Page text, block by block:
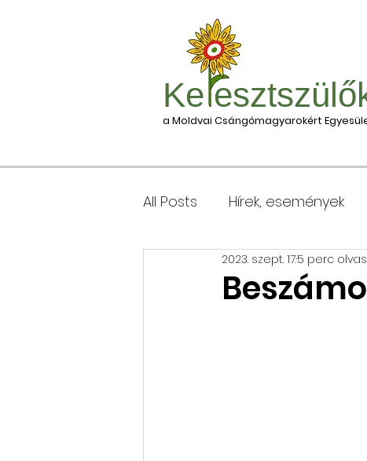
Ke
a Moldvai Csángómagyarokért
All Posts Hírek, események
Csomagleadás, érkezése
2023. szept. 17.5 perc